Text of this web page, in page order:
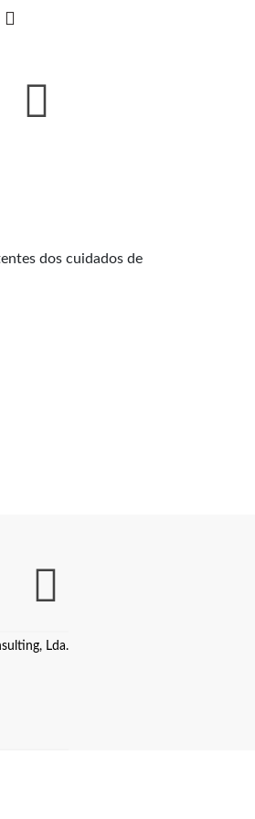
dos cuidados de
Lda.